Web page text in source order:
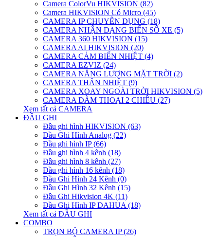
Camera ColorVu HIKVISION (82)
Camera HIKVISION Có Micro (45)
CAMERA IP CHUYÊN DỤNG (18)
CAMERA NHẬN DẠNG BIỂN SỐ XE (5)
CAMERA 360 HIKVISION (15)
CAMERA AI HIKVISION (20)
CAMERA CẢM BIẾN NHIỆT (4)
CAMERA EZVIZ (24)
CAMERA NĂNG LƯỢNG MẶT TRỜI (2)
CAMERA THÂN NHIỆT (9)
CAMERA XOAY NGOÀI TRỜI HIKVISION (5)
CAMERA ĐÀM THOẠI 2 CHIỀU (27)
Xem tất cả CAMERA
ĐẦU GHI
Đầu ghi hình HIKVISION (63)
Đầu Ghi Hình Analog (22)
Đầu ghi hình IP (66)
Đầu ghi hình 4 kênh (18)
Đầu ghi hình 8 kênh (27)
Đầu ghi hình 16 kênh (18)
Đầu Ghi Hình 24 Kênh (0)
Đầu Ghi Hình 32 Kênh (15)
Đầu Ghi Hikvision 4K (11)
Đầu Ghi Hình IP DAHUA (18)
Xem tất cả ĐẦU GHI
COMBO
TRỌN BỘ CAMERA IP (26)